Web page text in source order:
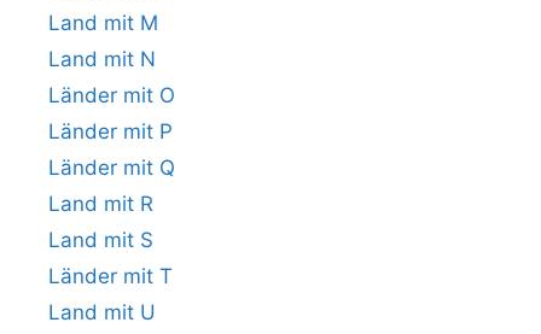
Land mit M
Land mit N
Länder mit O
Länder mit P
Länder mit Q
Land mit R
Land mit S
Länder mit T
Land mit U